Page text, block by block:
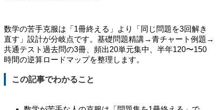
数学の苦手克服は「1冊終える」より「同じ問題を3回解き
直す」設計が分岐点です。基礎問題精講→青チャート例題→
共通テスト過去問の3冊、頻出20単元集中、半年120〜150
時間の逆算ロードマップを整理します。
この記事でわかること